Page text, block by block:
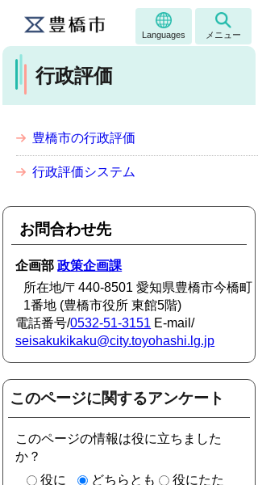
Languages メニュー
行政評価
豊橋市の行政評価
行政評価システム
お問合わせ先
企画部政策企画課
所在地/〒440-8501 愛知県豊橋市今橋町
1番地 (豊橋市役所 東館5階)
電話番号/0532-51-3151 E-mail/
seisakukikaku@city.toyohashi.lg.jp
このページに関するアンケート
このページの情報は役に立ちました
か？
役に
どちらとも
役にたた